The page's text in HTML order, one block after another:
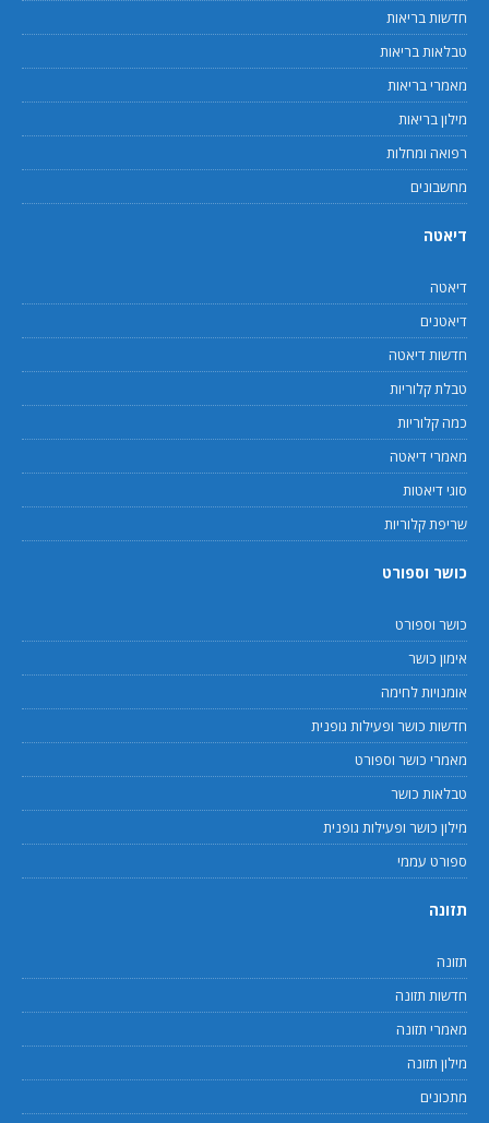
חדשות בריאות
טבלאות בריאות
מאמרי בריאות
מילון בריאות
רפואה ומחלות
מחשבונים
דיאטה
דיאטה
דיאטנים
חדשות דיאטה
טבלת קלוריות
כמה קלוריות
מאמרי דיאטה
סוגי דיאטות
שריפת קלוריות
כושר וספורט
כושר וספורט
אימון כושר
אומנויות לחימה
חדשות כושר ופעילות גופנית
מאמרי כושר וספורט
טבלאות כושר
מילון כושר ופעילות גופנית
ספורט עממי
תזונה
תזונה
חדשות תזונה
מאמרי תזונה
מילון תזונה
מתכונים